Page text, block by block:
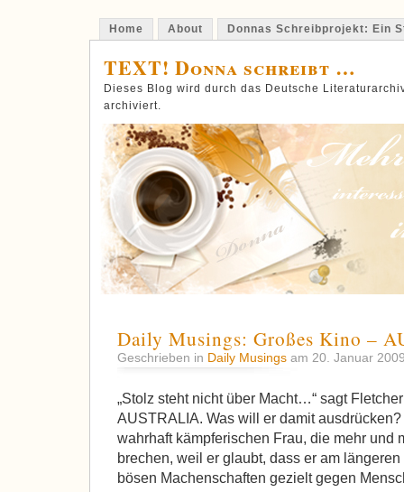
Home About Donnas Schreibprojekt: Ein
TEXT! Donna schreibt …
Dieses Blog wird durch das Deutsche
archiviert.
Daily Musings: Großes Kino –
Geschrieben in Daily Musings am 20. Januar
„Stolz steht nicht über Macht…“ sagt
AUSTRALIA. Was will er damit
wahrhaft kämpferischen Frau, die mehr und
brechen, weil er glaubt, dass er am
bösen Machenschaften gezielt gegen